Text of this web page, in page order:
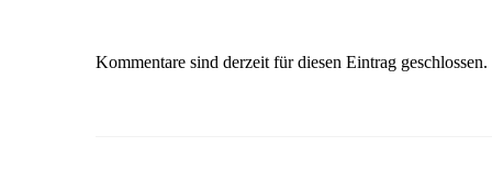
Kommentare sind derzeit für diesen Eintrag geschlossen.